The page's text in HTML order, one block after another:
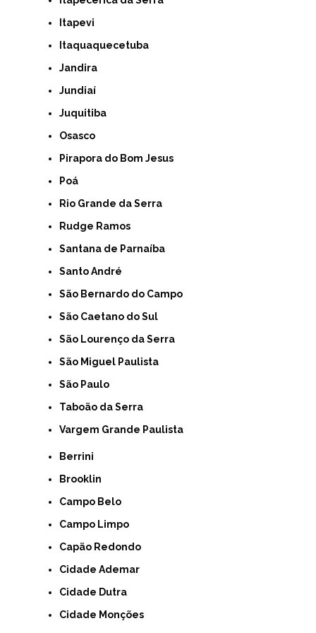
Itapevi
Itaquaquecetuba
Jandira
Jundiaí
Juquitiba
Osasco
Pirapora do Bom Jesus
Poá
Rio Grande da Serra
Rudge Ramos
Santana de Parnaíba
Santo André
São Bernardo do Campo
São Caetano do Sul
São Lourenço da Serra
São Miguel Paulista
São Paulo
Taboão da Serra
Vargem Grande Paulista
Berrini
Brooklin
Campo Belo
Campo Limpo
Capão Redondo
Cidade Ademar
Cidade Dutra
Cidade Monções